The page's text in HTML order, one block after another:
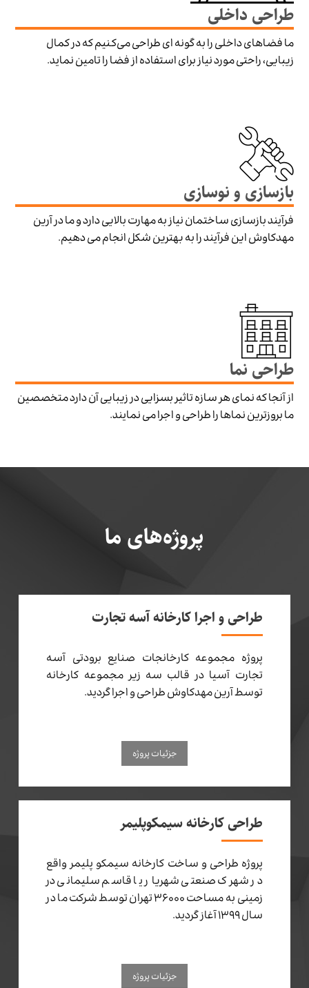
طراحی داخلی
ما فضاهای داخلی را به گونه ای طراحی می‌کنیم که در کمال
زیبایی، راحتی مورد نیاز برای استفاده از فضا را تامین نماید.
بازسازی و نوسازی
فرآیند بازسازی ساختمان نیاز به مهارت بالایی دارد و ما در آرین
مهدکاوش این فرآیند را به بهترین شکل انجام می دهیم.
طراحی نما
از آنجا که نمای هر سازه تاثیر بسزایی در زیبایی آن دارد متخصصین
ما بروزترین نماها را طراحی و اجرا می نمایند.
پروژه‌های ما
طراحی و اجرا کارخانه آسه تجارت
پروژه مجموعه کارخانجات صنایع برودتی آسه
تجارت آسیا در قالب سه زیر مجموعه کارخانه
توسط آرین مهدکاوش طراحی و اجرا گردید.
جزئیات پروژه
طراحی کارخانه سیمکوپلیمر
پروژه طراحی و ساخت کارخانه سیمکو پلیمر واقع
در شهرک صنعتی شهریار یا قاسم سلیمانی در
زمینی به مساحت ۳۶۰۰۰ تهران توسط شرکت ما در
سال ۱۳۹۹ آغاز گردید.
جزئیات پروژه